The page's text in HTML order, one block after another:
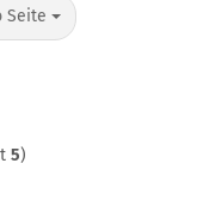
Seite
5)